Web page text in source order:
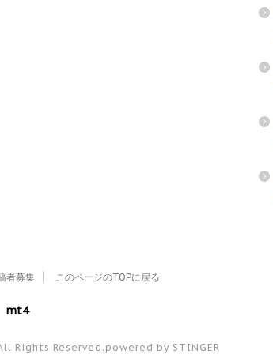
者募集 このページのTOPに戻る
mt4
Rights Reserved. powered by STINGER